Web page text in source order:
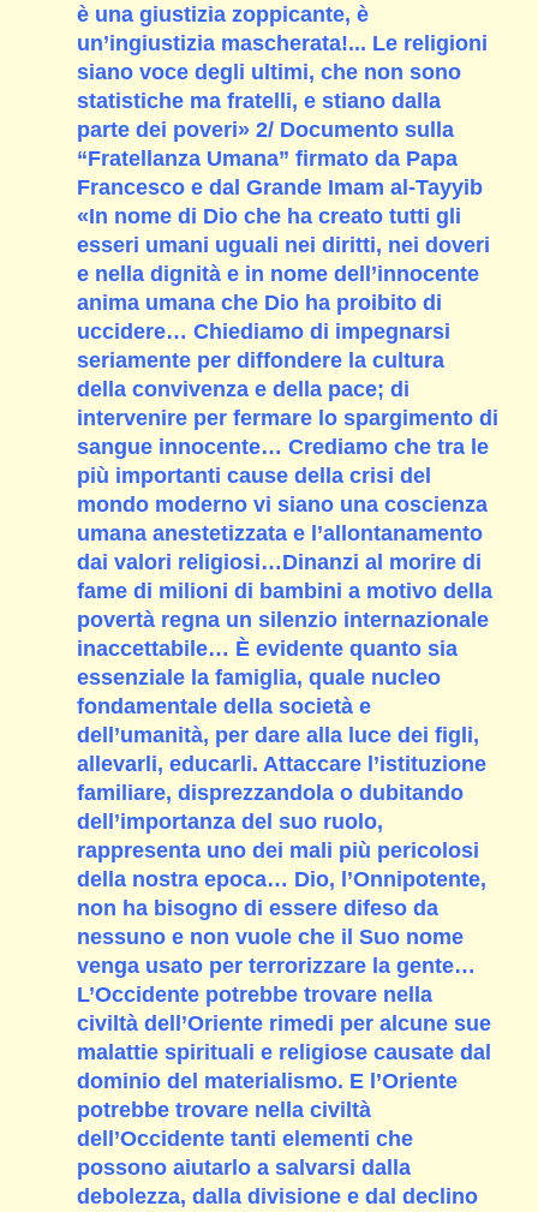
è una giustizia zoppicante, è
un’ingiustizia mascherata!... Le religioni
siano voce degli ultimi, che non sono
statistiche ma fratelli, e stiano dalla
parte dei poveri» 2/ Documento sulla
“Fratellanza Umana” firmato da Papa
Francesco e dal Grande Imam al-Tayyib
«In nome di Dio che ha creato tutti gli
esseri umani uguali nei diritti, nei doveri
e nella dignità e in nome dell’innocente
anima umana che Dio ha proibito di
uccidere… Chiediamo di impegnarsi
seriamente per diffondere la cultura
della convivenza e della pace; di
intervenire per fermare lo spargimento di
sangue innocente… Crediamo che tra le
più importanti cause della crisi del
mondo moderno vi siano una coscienza
umana anestetizzata e l’allontanamento
dai valori religiosi…Dinanzi al morire di
fame di milioni di bambini a motivo della
povertà regna un silenzio internazionale
inaccettabile… È evidente quanto sia
essenziale la famiglia, quale nucleo
fondamentale della società e
dell’umanità, per dare alla luce dei figli,
allevarli, educarli. Attaccare l’istituzione
familiare, disprezzandola o dubitando
dell’importanza del suo ruolo,
rappresenta uno dei mali più pericolosi
della nostra epoca… Dio, l’Onnipotente,
non ha bisogno di essere difeso da
nessuno e non vuole che il Suo nome
venga usato per terrorizzare la gente…
L’Occidente potrebbe trovare nella
civiltà dell’Oriente rimedi per alcune sue
malattie spirituali e religiose causate dal
dominio del materialismo. E l’Oriente
potrebbe trovare nella civiltà
dell’Occidente tanti elementi che
possono aiutarlo a salvarsi dalla
debolezza, dalla divisione e dal declino